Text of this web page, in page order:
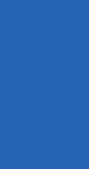
registrieren
und